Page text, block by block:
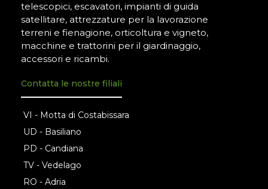
telescopici, escavatori, impianti di guida
satellitare, attrezzature per la lavorazione
terreni e fienagione, orticoltura e vigneto,
macchine e trattorini per il giardinaggio,
accessori e ricambi.
Contatta le nostre filiali
VI - Motta di Costabissara
UD - Basiliano
PD - Candiana
TV - Vedelago
RO - Adria